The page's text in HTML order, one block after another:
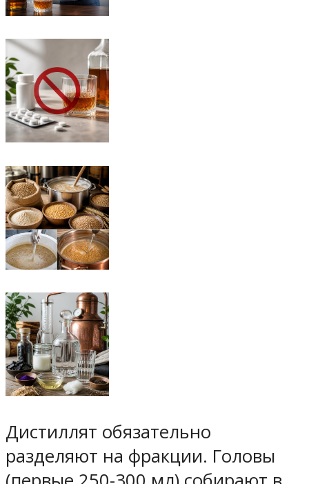
Дистиллят обязательно
разделяют на фракции. Головы